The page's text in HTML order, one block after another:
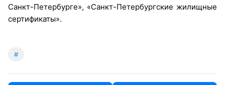
Санкт-Петербурге», «Санкт-Петербургские жилищные
сертификаты».
#